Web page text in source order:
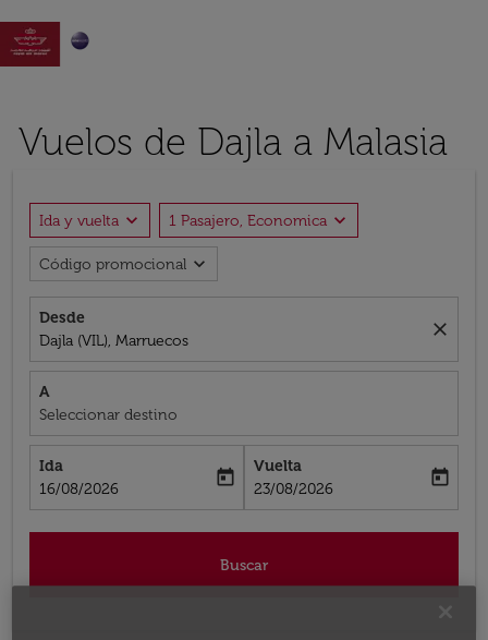

Vuelos de Dajla a Malasia
Ida y vuelta expand_more 1 Pasajero, Economica expand_more
Código promocional expand_more
Desde
Dajla (VIL), Marruecos
close
A
Seleccionar destino
Ida
fc-booking-departure-date-aria-label
16/08/2026
today
Vuelta
fc-booking-return-date-aria-label
23/08/2026
today
Buscar